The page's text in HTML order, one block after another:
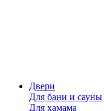
Двери
Для бани и сауны
Для хамама